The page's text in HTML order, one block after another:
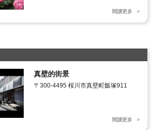
閱讀更多
真壁的街景
〒300-4495 桜川市真壁町飯塚911
閱讀更多